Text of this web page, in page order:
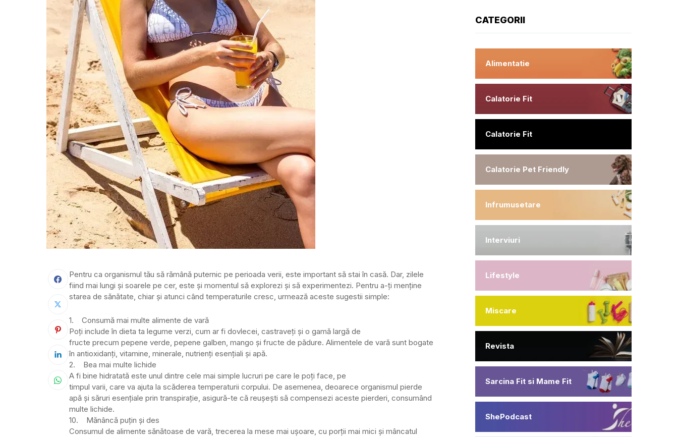
Pentru ca organismul tău să rămână puternic pe perioada verii, este important să stai în casă. Dar, zilele
fiind mai lungi și soarele pe cer, este și momentul să explorezi și să experimentezi. Pentru a-ți menține
starea de sănătate, chiar și atunci când temperaturile cresc, urmează aceste sugestii simple:
1. Consumă mai multe alimente de vară
Poți include în dieta ta legume verzi, cum ar fi dovlecei, castraveți și o gamă largă de
fructe precum pepene verde, pepene galben, mango și fructe de pădure. Alimentele de vară sunt bogate
în antioxidanți, vitamine, minerale, nutrienți esențiali și apă.
2. Bea mai multe lichide
A fi bine hidratată este unul dintre cele mai simple lucruri pe care le poți face, pe
timpul varii, care va ajuta la scăderea temperaturii corpului. De asemenea, deoarece organismul pierde
apă și săruri esențiale prin transpirație, asigură-te că reușești să compensezi aceste pierderi, consumând
multe lichide.
10. Mănâncă puțin și des
Consumul de alimente sănătoase de vară, trecerea la mese mai ușoare, cu porții mai mici și mâncatul
CATEGORII
Alimentatie
Calatorie Fit
Calatorie Fit
Calatorie Pet Friendly
Infrumusetare
Interviuri
Lifestyle
Miscare
Revista
Sarcina Fit si Mame Fit
ShePodcast